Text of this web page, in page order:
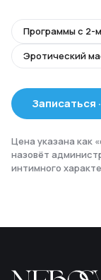
Программы с 2-
Эротический
Записаться ·
Цена указана как
назовёт
интимного